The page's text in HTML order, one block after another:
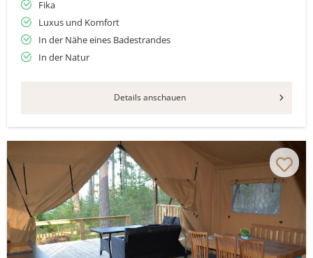
Fika
Luxus und Komfort
In der Nähe eines Badestrandes
In der Natur
Details anschauen